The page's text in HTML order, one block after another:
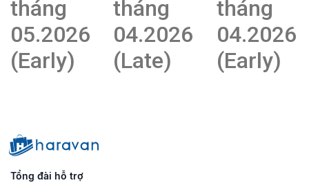
tháng
05.2026
(Early)
tháng
04.2026
(Late)
tháng
04.2026
(Early)
Tổng đài hỗ trợ